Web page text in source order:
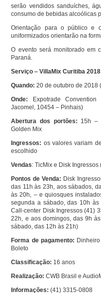
serão vendidos sanduíches,
consumo de bebidas alcoólicas
Orientação para o público e
uniformizados orientarão na
O evento será monitorado em
Paraná.
Serviço – VillaMix Curitiba 2018
Quando: 20 de outubro de 2018
Onde: Expotrade
Jacomel, 10454 – Pinhais)
Abertura dos portões: 15h –
Golden Mix
Ingressos: os valores variam
escolhido
Vendas: TicMix e Disk Ingressos
Pontos de Venda: Disk
das 11h às 23h, aos sábados,
às 20h, – e quiosques
segunda a sábado, das 10h
Call-center Disk Ingressos (41)
22h, e aos domingos, das 9h
sábado, das 12h às 21h)
Forma de pagamento:
Boleto
Classificação: 16 anos
Realização:CWB Brasil e
Informações:(41) 3315-0808